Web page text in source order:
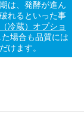
は、発酵が進ん
れるといった事
冷蔵）オプショ
場合も品質には
けます。